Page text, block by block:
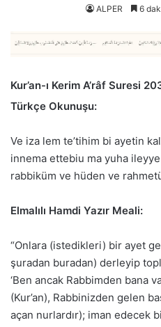
ALPER 6
Kur’an-ı Kerim A’râf Suresi
Türkçe Okunuşu:
Ve iza lem te’tihim bi ayetin
innema ettebiu ma yuha
rabbiküm ve hüden ve
Elmalılı Hamdi Yazır Meali:
“Onlara (istedikleri) bir ayet
şuradan buradan) derleyip
‘Ben ancak Rabbimden bana
(Kur’an), Rabbinizden gelen
açan nurlardır); iman edecek